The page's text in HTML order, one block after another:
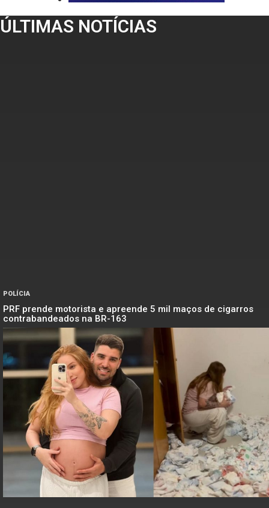
ÚLTIMAS NOTÍCIAS
POLÍCIA
PRF prende motorista e apreende 5 mil maços de cigarros
contrabandeados na BR-163